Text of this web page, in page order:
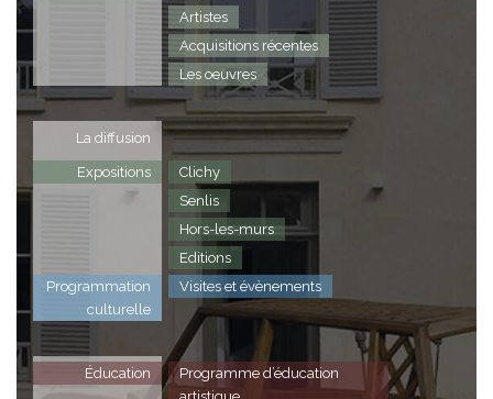
Artistes
Acquisitions récentes
Les oeuvres
La diffusion
Expositions
Clichy
Senlis
Hors-les-murs
Editions
Programmation
culturelle
Visites et évènements
Éducation
Programme d’éducation